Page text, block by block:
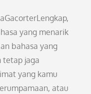
yang menarik
bahasa yang
tetap jaga
yang kamu
atau